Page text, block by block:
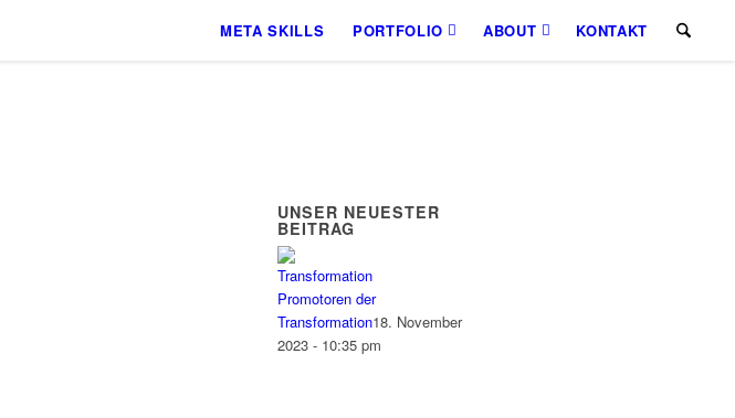
META SKILLS PORTFOLIO ABOUT KONTAKT
UNSER NEUESTER
BEITRAG
Promotoren der
Transformation18. November
2023 - 10:35 pm